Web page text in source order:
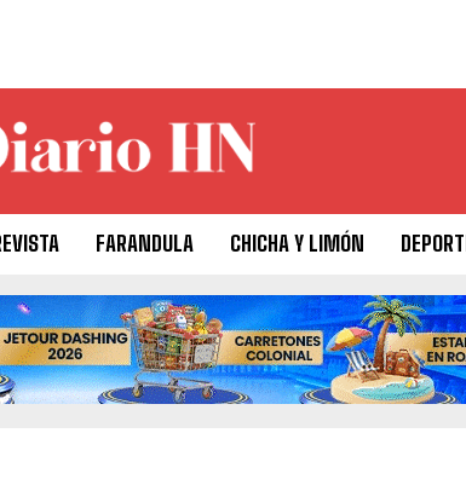
FARANDULA CHICHA Y LIMÓN